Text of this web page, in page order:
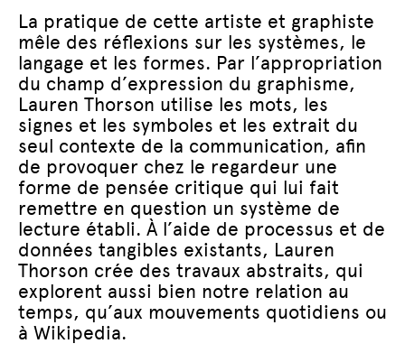
La pratique de cette artiste et graphiste
mêle des réflexions sur les systèmes, le
langage et les formes. Par l’appropriation
du champ d’expression du graphisme,
Lauren Thorson utilise les mots, les
signes et les symboles et les extrait du
seul contexte de la communication, afin
de provoquer chez le regardeur une
forme de pensée critique qui lui fait
remettre en question un système de
lecture établi. À l’aide de processus et de
données tangibles existants, Lauren
Thorson crée des travaux abstraits, qui
explorent aussi bien notre relation au
temps, qu’aux mouvements quotidiens ou
à Wikipedia.